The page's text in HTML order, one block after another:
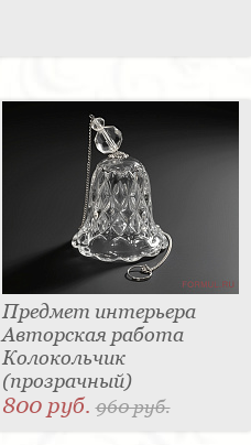
Предмет интерьера
Авторская работа
Колокольчик
(прозрачный)
800 руб.960 руб.